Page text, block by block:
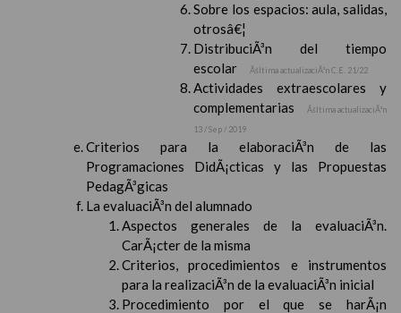
Sobre los espacios: aula, salidas,
otrosâ€¦
DistribuciÃ³n del tiempo
escolar
Ãšltima actualizaciÃ³n C.E. 21/22
Actividades extraescolares y
complementarias
Ãšltima actualizaciÃ³n
13 / Sep / 2019
Criterios para la elaboraciÃ³n de las
Programaciones DidÃ¡cticas y las Propuestas
PedagÃ³gicas
La evaluaciÃ³n del alumnado
Aspectos generales de la evaluaciÃ³n.
CarÃ¡cter de la misma
Criterios, procedimientos e instrumentos
para la realizaciÃ³n de la evaluaciÃ³n inicial
Procedimiento por el que se harÃ¡n